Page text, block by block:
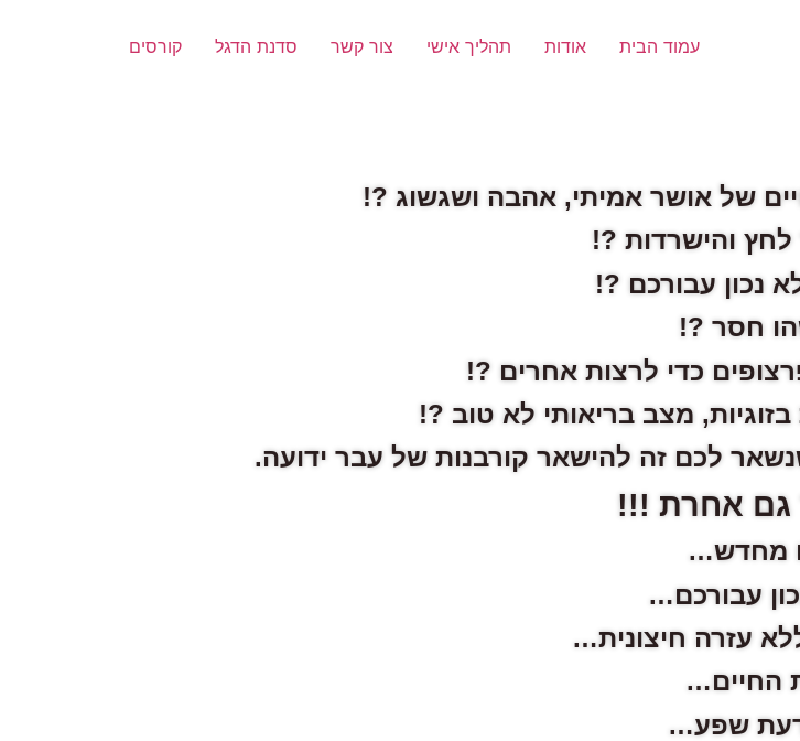
עמוד הבית
אודות תהליך אישי צור קשר סדנת הדגל קורסים
של אושר אמיתי, אהבה ושגשוג ?!
והישרדות ?!
נכון עבורכם ?!
חסר ?!
כדי לרצות אחרים ?!
מצב בריאותי לא טוב ?!
לכם זה להישאר קורבנות של עבר ידועה.
גם אחרת !!!
מחדש…
עבורכם…
עזרה חיצונית…
החיים…
שפע…